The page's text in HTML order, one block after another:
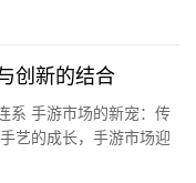
创新的结合
系 手游市场的新宠：传
艺的成长，手游市场迎
传奇神途手游以其怪异